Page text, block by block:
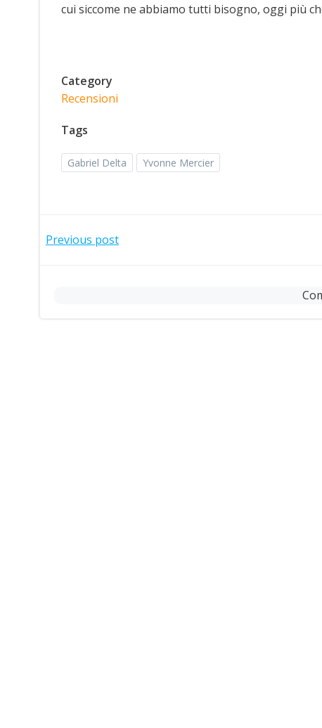
cui siccome ne abbiamo tutti bisogno, oggi più
Category
Recensioni
Tags
Gabriel Delta Yvonne Mercier
Post
Previous post